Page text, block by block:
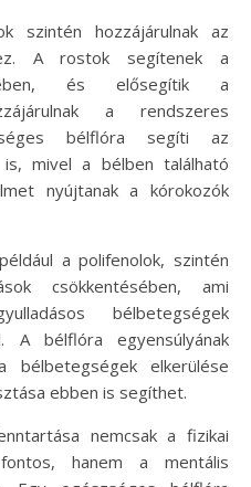
szintén hozzájárulnak az
A rostok segítenek a
és elősegítik a
a rendszeres
bélflóra segíti az
mivel a bélben található
nyújtanak a kórokozók
a polifenolok, szintén
csökkentésében, ami
bélbetegségek
A bélflóra egyensúlyának
elkerülése
ebben is segíthet.
nemcsak a fizikai
hanem a mentális